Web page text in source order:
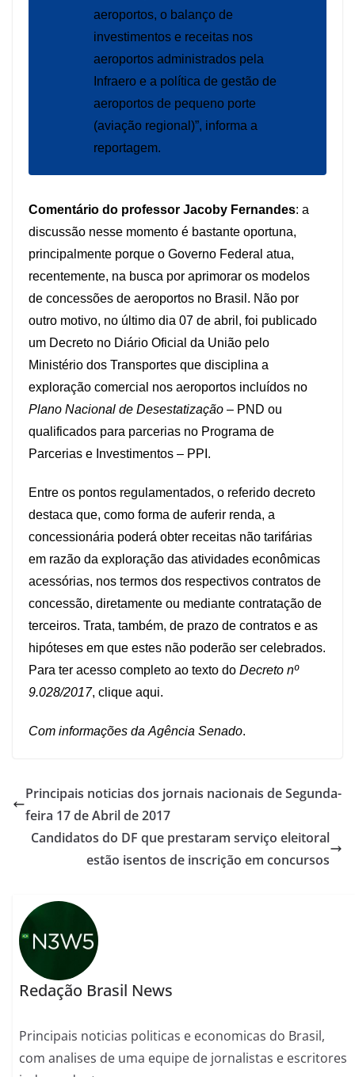
aeroportos, o balanço de
investimentos e receitas nos
aeroportos administrados pela
Infraero e a política de gestão de
aeroportos de pequeno porte
(aviação regional)”, informa a
reportagem.
Comentário do professor Jacoby Fernandes: a
discussão nesse momento é bastante oportuna,
principalmente porque o Governo Federal atua,
recentemente, na busca por aprimorar os modelos
de concessões de aeroportos no Brasil. Não por
outro motivo, no último dia 07 de abril, foi publicado
um Decreto no Diário Oficial da União pelo
Ministério dos Transportes que disciplina a
exploração comercial nos aeroportos incluídos no
Plano Nacional de Desestatização – PND ou
qualificados para parcerias no Programa de
Parcerias e Investimentos – PPI.
Entre os pontos regulamentados, o referido decreto
destaca que, como forma de auferir renda, a
concessionária poderá obter receitas não tarifárias
em razão da exploração das atividades econômicas
acessórias, nos termos dos respectivos contratos de
concessão, diretamente ou mediante contratação de
terceiros. Trata, também, de prazo de contratos e as
hipóteses em que estes não poderão ser celebrados.
Para ter acesso completo ao texto do Decreto nº
9.028/2017, clique aqui.
Com informações da Agência Senado.
Principais noticias dos jornais nacionais de Segunda-
feira 17 de Abril de 2017
Candidatos do DF que prestaram serviço eleitoral
estão isentos de inscrição em concursos
Redação Brasil News
Principais noticias politicas e economicas do Brasil,
com analises de uma equipe de jornalistas e escritores